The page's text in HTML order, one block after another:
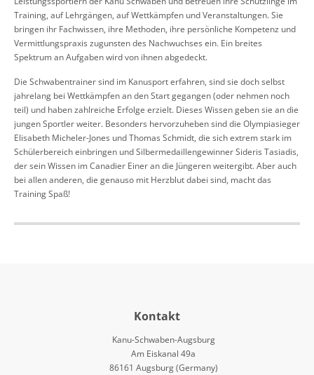
Training, auf Lehrgängen, auf Wettkämpfen und Veranstaltungen. Sie
bringen ihr Fachwissen, ihre Methoden, ihre persönliche Kompetenz und
Vermittlungspraxis zugunsten des Nachwuchses ein. Ein breites
Spektrum an Aufgaben wird von ihnen abgedeckt.
Die Schwabentrainer sind im Kanusport erfahren, sind sie doch selbst
jahrelang bei Wettkämpfen an den Start gegangen (oder nehmen noch
teil) und haben zahlreiche Erfolge erzielt. Dieses Wissen geben sie an die
jungen Sportler weiter. Besonders hervorzuheben sind die Olympiasieger
Elisabeth Micheler-Jones und Thomas Schmidt, die sich extrem stark im
Schülerbereich einbringen und Silbermedaillengewinner Sideris Tasiadis,
der sein Wissen im Canadier Einer an die Jüngeren weitergibt. Aber auch
bei allen anderen, die genauso mit Herzblut dabei sind, macht das
Training Spaß!
Kontakt
Kanu-Schwaben-Augsburg
Am Eiskanal 49a
86161 Augsburg (Germany)